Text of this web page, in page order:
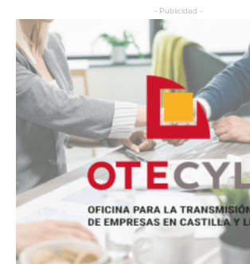
- Publicidad -